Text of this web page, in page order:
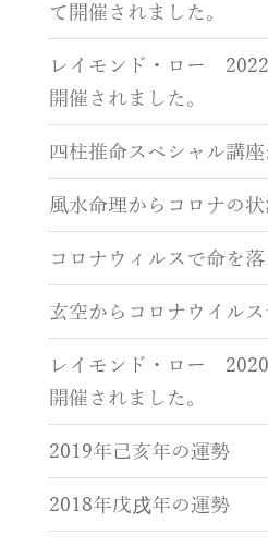
て開催されました。
レイモンド・ロー
開催されました。
四柱推命スペシャル講
風水命理からコロナの
コロナウィルスで命を
玄空からコロナウイルス
レイモンド・ロー
開催されました。
2019年己亥年の運勢
2018年戊戌年の運勢